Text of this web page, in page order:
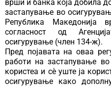
врши и банка која добила
застапување во
Република Македонија
согласност од
осигурување (член 134-ж).
Пред појавата на оваа
работи на застапување во
користеа и сѐ уште ја
осигурување како